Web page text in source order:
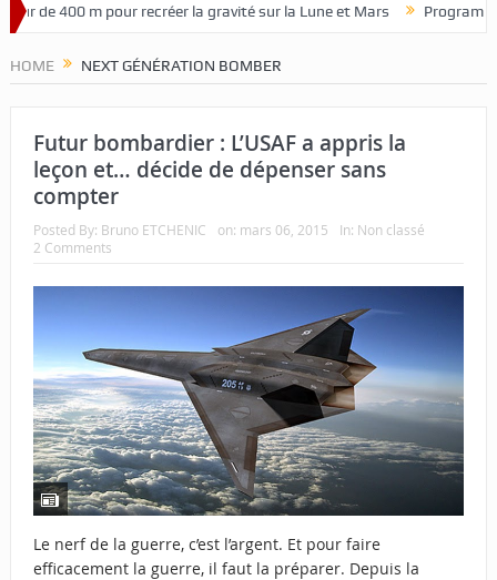
de 400 m pour recréer la gravité sur la Lune et Mars Programme
HOME NEXT GÉNÉRATION BOMBER
Futur bombardier : L’USAF a appris la
leçon et… décide de dépenser sans
compter
Posted By: Bruno ETCHENIC on: mars 06, 2015 In: Non classé
2 Comments
Le nerf de la guerre, c’est l’argent. Et pour faire
efficacement la guerre, il faut la préparer. Depuis la